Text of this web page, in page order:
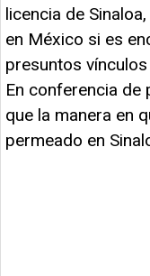
licencia de
en México si es
presuntos
En conferencia de
que la manera en
permeado en